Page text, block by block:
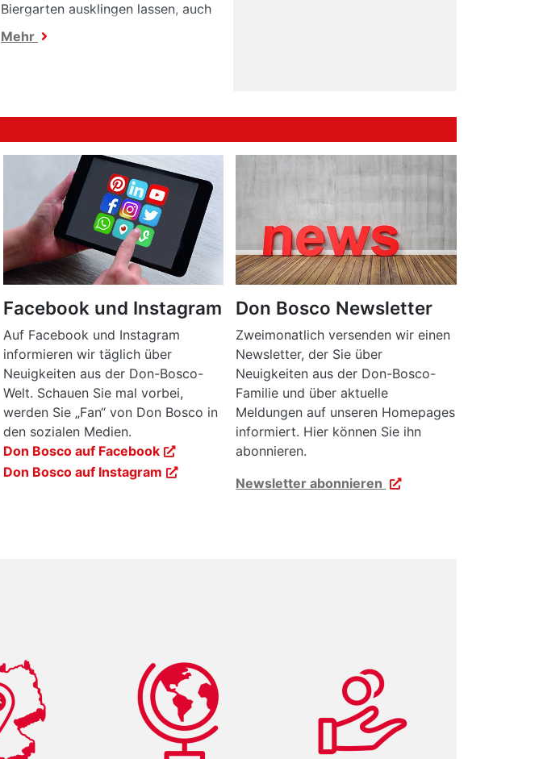
Biergarten ausklingen lassen, auch
das macht die Region Inn-Salzach
aus.
Mehr
Facebook und Instagram
Auf Facebook und Instagram
informieren wir täglich über
Neuigkeiten aus der Don-Bosco-
Welt. Schauen Sie mal vorbei,
werden Sie „Fan“ von Don Bosco in
den sozialen Medien.
Don Bosco auf Facebook
Don Bosco auf Instagram
Don Bosco Newsletter
Zweimonatlich versenden wir einen
Newsletter, der Sie über
Neuigkeiten aus der Don-Bosco-
Familie und über aktuelle
Meldungen auf unseren Homepages
informiert. Hier können Sie ihn
abonnieren.
Newsletter abonnieren